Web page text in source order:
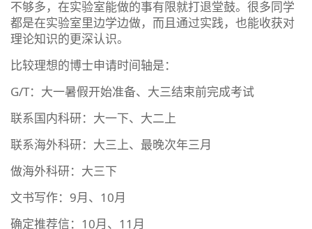
不够多，在实验室能做的事有限就打退堂鼓。很多同学
都是在实验室里边学边做，而且通过实践，也能收获对
理论知识的更深认识。
比较理想的博士申请时间轴是：
G/T：大一暑假开始准备、大三结束前完成考试
联系国内科研：大一下、大二上
联系海外科研：大三上、最晚次年三月
做海外科研：大三下
文书写作：9月、10月
确定推荐信：10月、11月